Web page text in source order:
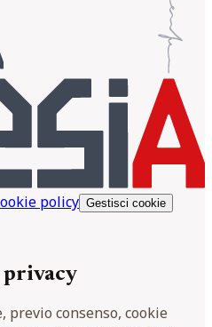
policy Gestisci cookie
privacy
previo consenso, cookie